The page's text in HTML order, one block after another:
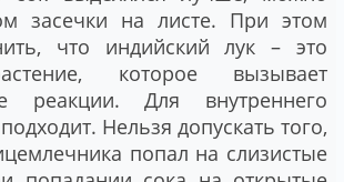
засечки на листе. При этом
что индийский лук – это
которое вызывает
реакции. Для внутреннего
Нельзя допускать того,
попал на слизистые